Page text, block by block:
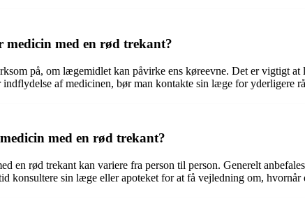
med en rød trekant?
på, om lægemidlet kan påvirke ens køreevne. Det er vigtigt
af medicinen, bør man kontakte sin læge for yderligere
med en rød trekant?
rød trekant kan variere fra person til person. Generelt
konsultere sin læge eller apoteket for at få vejledning om, hvornår